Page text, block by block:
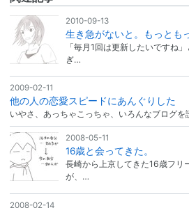
2010-09-13
生き急がないと。もっとも
「毎月1回は更新したいですね
ぎ…
2009-02-11
他の人の恋愛スピードにあんぐりした
いやさ、あっちゃこっちゃ、いろんなブログ
2008-05-11
16歳と会ってきた。
長崎から上京してきた16歳フリ
が、…
2008-02-14